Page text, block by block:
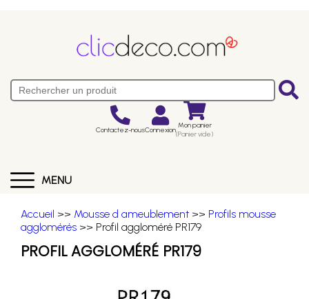
Contactez-nousConnexion Mon panier
(Panier vide)
MENU
Accueil >> Mousse d ameublement >> Profils mousse
agglomérés >> Profil aggloméré PR179
PROFIL AGGLOMÉRÉ PR179